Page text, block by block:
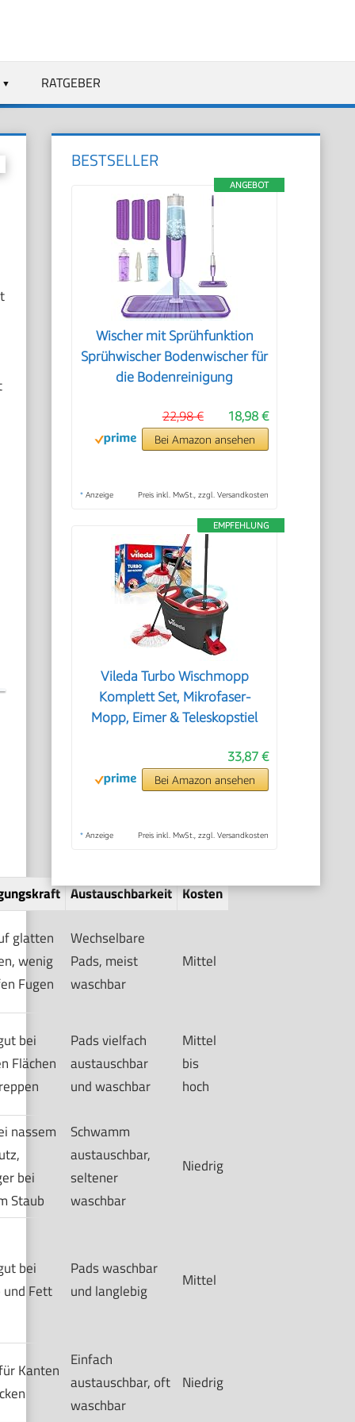
RATGEBER
Austauschbarkeit Kosten
glatten
wenig
Fugen
Wechselbare
Pads, meist
waschbar
Mittel
bei
Flächen
Pads vielfach
austauschbar
und waschbar
Mittel
bis
hoch
nassem
bei
Staub
Schwamm
austauschbar,
seltener
waschbar
Niedrig
bei
und Fett
Pads waschbar
und langlebig
Mittel
Kanten
Einfach
austauschbar, oft
waschbar
Niedrig
BESTSELLER
ANGEBOT
Wischer mit Sprühfunktion
Sprühwischer Bodenwischer für
die Bodenreinigung
18,98 €
22,98 €
Bei Amazon ansehen
* Anzeige Preis inkl. MwSt., zzgl. Versandkosten
EMPFEHLUNG
Vileda Turbo Wischmopp
Komplett Set, Mikrofaser-
Mopp, Eimer & Teleskopstiel
33,87 €
Bei Amazon ansehen
* Anzeige Preis inkl. MwSt., zzgl. Versandkosten